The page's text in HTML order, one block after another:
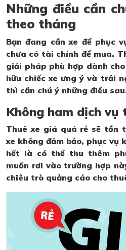
Những điều cần
theo tháng
Bạn đang cần xe để phục
chưa có tài chính để mua.
giải pháp phù hợp dành
hữu chiếc xe ưng ý và trải
thì cần chú ý những điều
Không ham dịch vụ
Thuê xe giá quá rẻ sẽ tồn
xe không đảm bảo, phục vụ
hết là có thể thu thêm
muốn rơi vào trường hợp
chiêu trò quảng cáo cho